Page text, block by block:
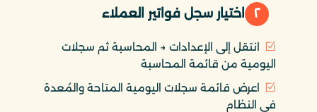
٢ اختيار سجل فواتير العملاء
انتقل إلى الإعدادات → المحاسبة ثم سجلات
اليومية من قائمة المحاسبة
اعرض قائمة سجلات اليومية المتاحة والمُعدة
في النظام